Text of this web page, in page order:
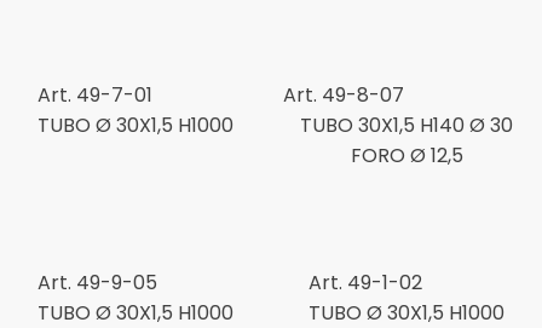
Art. 49-7-01
TUBO Ø 30X1,5 H1000
Art. 49-8-07
TUBO 30X1,5 H140 Ø 30
FORO Ø 12,5
Art. 49-9-05
TUBO Ø 30X1,5 H1000
Art. 49-1-02
TUBO Ø 30X1,5 H1000